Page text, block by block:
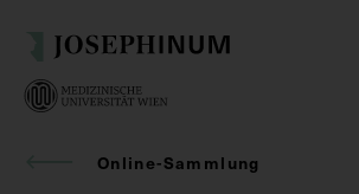
Online-Sammlung